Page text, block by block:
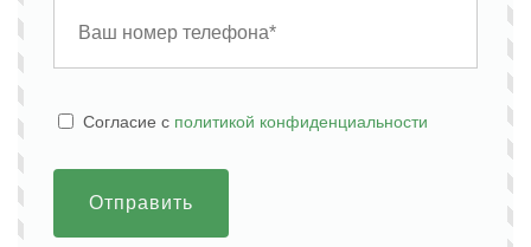
Cогласие с политикой конфиденциальности
Отправить